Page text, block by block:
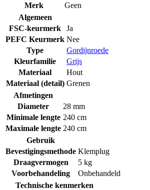
Merk
Geen
Algemeen
FSC-keurmerk
Ja
PEFC Keurmerk Nee
Type
Gordijnroede
Kleurfamilie
Grijs
Materiaal
Hout
Materiaal (detail) Grenen
Afmetingen
Diameter
28 mm
Minimale lengte 240 cm
Maximale lengte 240 cm
Gebruik
Bevestigingsmethode Klemplug
Draagvermogen
5 kg
Voorbehandeling
Onbehandeld
Technische kenmerken